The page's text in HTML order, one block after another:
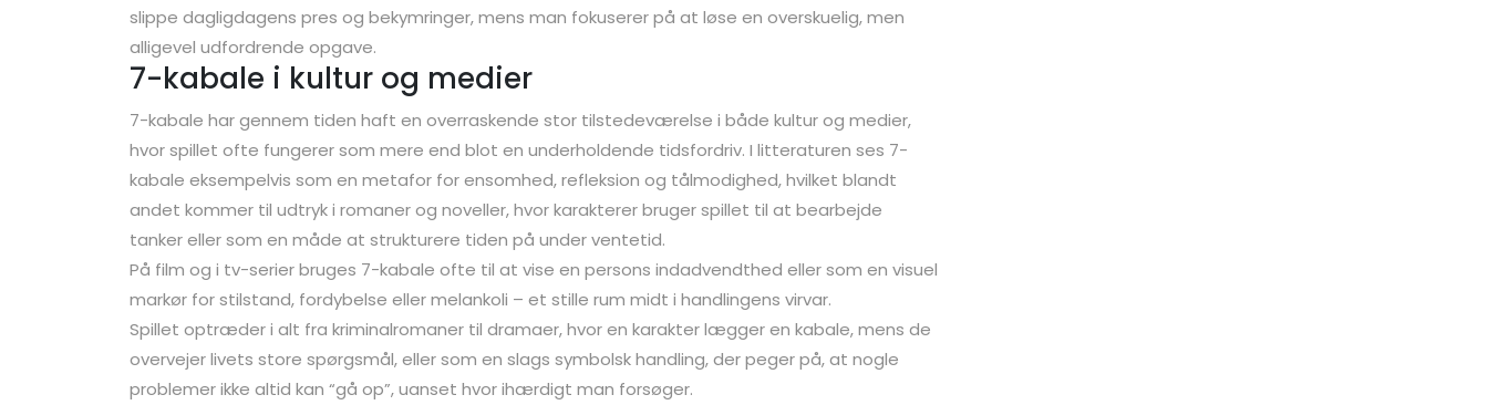
slippe dagligdagens pres og bekymringer, mens man fokuserer på at løse en overskuelig, men
alligevel udfordrende opgave.
7-kabale i kultur og medier
7-kabale har gennem tiden haft en overraskende stor tilstedeværelse i både kultur og medier,
hvor spillet ofte fungerer som mere end blot en underholdende tidsfordriv. I litteraturen ses 7-
kabale eksempelvis som en metafor for ensomhed, refleksion og tålmodighed, hvilket blandt
andet kommer til udtryk i romaner og noveller, hvor karakterer bruger spillet til at bearbejde
tanker eller som en måde at strukturere tiden på under ventetid.
På film og i tv-serier bruges 7-kabale ofte til at vise en persons indadvendthed eller som en visuel
markør for stilstand, fordybelse eller melankoli – et stille rum midt i handlingens virvar.
Spillet optræder i alt fra kriminalromaner til dramaer, hvor en karakter lægger en kabale, mens de
overvejer livets store spørgsmål, eller som en slags symbolsk handling, der peger på, at nogle
problemer ikke altid kan “gå op”, uanset hvor ihærdigt man forsøger.